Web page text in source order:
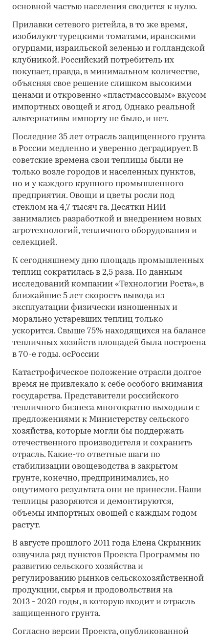
основной частью населения сводится к нулю.
Прилавки сетевого ритейла, в то же время,
изобилуют турецкими томатами, иранскими
огурцами, израильской зеленью и голландской
клубникой. Российский потребитель их
покупает, правда, в минимальном количестве,
объясняя свое решение слишком высокими
ценами и откровенно «пластмассовым» вкусом
импортных овощей и ягод. Однако реальной
альтернативы импорту не было, и нет.
Последние 35 лет отрасль защищенного грунта
в России медленно и уверенно деградирует. В
советские времена свои теплицы были не
только возле городов и населенных пунктов,
но и у каждого крупного промышленного
предприятия. Овощи и цветы росли под
стеклом на 4,7 тысяч га. Десятки НИИ
занимались разработкой и внедрением новых
агротехнологий, тепличного оборудования и
селекцией.
К сегодняшнему дню площадь промышленных
теплиц сократилась в 2,5 раза. По данным
исследований компании «Технологии Роста», в
ближайшие 5 лет скорость вывода из
эксплуатации физически изношенных и
морально устаревших теплиц только
ускорится. Свыше 75% находящихся на балансе
тепличных хозяйств площадей была построена
в 70-е годы. осРоссии
Катастрофическое положение отрасли долгое
время не привлекало к себе особого внимания
государства. Представители российского
тепличного бизнеса многократно выходили с
предложениями к Министерству сельского
хозяйства, которые могли бы поддержать
отечественного производителя и сохранить
отрасль. Какие-то ответные шаги по
стабилизации овощеводства в закрытом
грунте, конечно, предпринимались, но
ощутимого результата они не принесли. Наши
теплицы разоряются и демонтируются,
объемы импортных овощей с каждым годом
растут.
В августе прошлого 2011 года Елена Скрынник
озвучила ряд пунктов Проекта Программы по
развитию сельского хозяйства и
регулированию рынков сельскохозяйственной
продукции, сырья и продовольствия на
2013 - 2020 годы, в которую входит и отрасль
защищенного грунта.
Согласно версии Проекта, опубликованной